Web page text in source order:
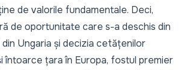
de valorile fundamentale. Deci,
de oportunitate care s-a deschis din
Ungaria și decizia cetățenilor
întoarce țara în Europa, fostul premier